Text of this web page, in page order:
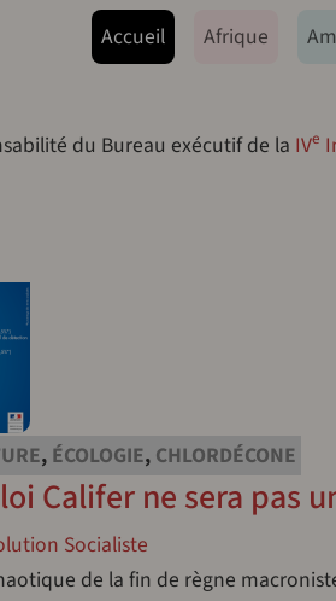
Navegação principal
Accueil Afrique
du Bureau exécutif de la IVe
, ÉCOLOGIE, CHLORDÉCONE
Califer ne sera pas
Socialiste
de la fin de règne